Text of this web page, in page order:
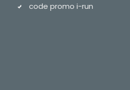
code promo i-run